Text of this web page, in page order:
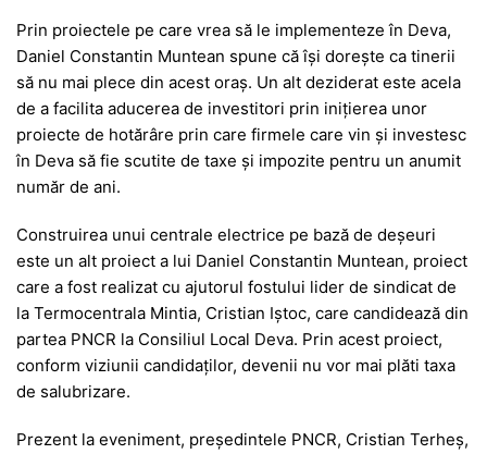
Prin proiectele pe care vrea să le implementeze în Deva,
Daniel Constantin Muntean spune că își dorește ca tinerii
să nu mai plece din acest oraș. Un alt deziderat este acela
de a facilita aducerea de investitori prin inițierea unor
proiecte de hotărâre prin care firmele care vin și investesc
în Deva să fie scutite de taxe și impozite pentru un anumit
număr de ani.
Construirea unui centrale electrice pe bază de deșeuri
este un alt proiect a lui Daniel Constantin Muntean, proiect
care a fost realizat cu ajutorul fostului lider de sindicat de
la Termocentrala Mintia, Cristian Iștoc, care candidează din
partea PNCR la Consiliul Local Deva. Prin acest proiect,
conform viziunii candidaților, devenii nu vor mai plăti taxa
de salubrizare.
Prezent la eveniment, președintele PNCR, Cristian Terheș,